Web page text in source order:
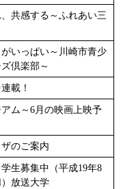
共感する～ふれあい三
いっぱい～川崎市青少
倶楽部～
載！
ム～6月の映画上映予
のご案内
生募集中（平成19年8
放送大学